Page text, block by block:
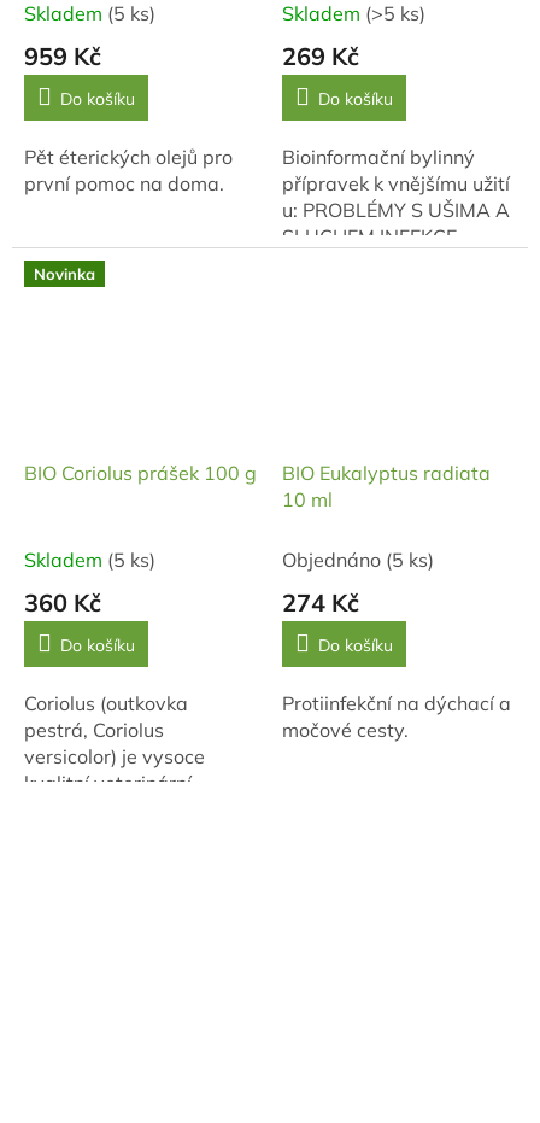
Skladem (5 ks)
959 Kč
Do košíku
Pět éterických olejů pro
první pomoc na doma.
Skladem (>5 ks)
269 Kč
Do košíku
Bioinformační bylinný
přípravek k vnějšímu užití
u: PROBLÉMY S UŠIMA A
SLUCHEM INFEKCE
Novinka
BIO Coriolus prášek 100 g
Skladem (5 ks)
360 Kč
Do košíku
Coriolus (outkovka
pestrá, Coriolus
versicolor) je vysoce
kvalitní veterinární
BIO Eukalyptus radiata
10 ml
Objednáno (5 ks)
274 Kč
Do košíku
Protiinfekční na dýchací a
močové cesty.